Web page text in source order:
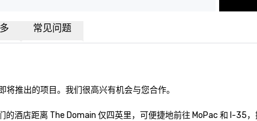
常见问题
推出的项目。我们很高兴有机会与您合作。
的酒店距离 The Domain 仅四英里，可便捷地前往 MoPac 和 I-35